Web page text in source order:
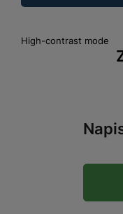
High-contrast mode